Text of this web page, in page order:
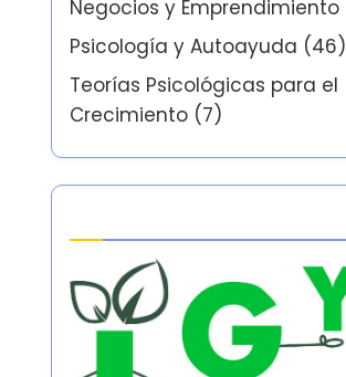
Negocios y Emprendimiento
Psicología y Autoayuda (46)
Teorías Psicológicas para el
Crecimiento (7)